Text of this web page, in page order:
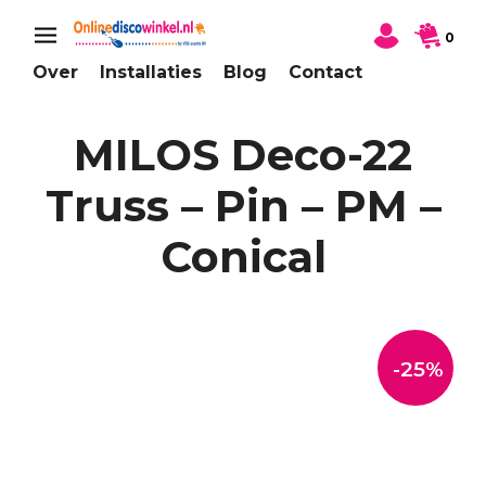
Over Installaties Blog Contact
0
MILOS Deco-22
Truss – Pin – PM –
Conical
-25%